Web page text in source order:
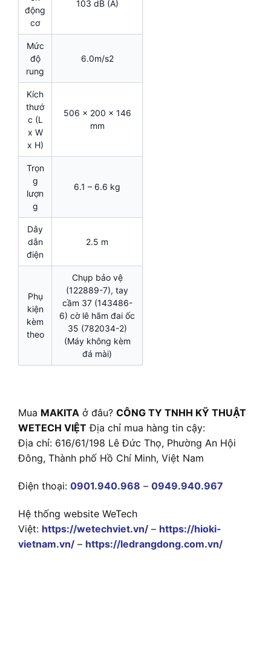
động
cơ
103 dB (A)
Mức
độ
rung
6.0m/s2
Kích
thướ
c (L
x W
x H)
506 x 200 x 146
mm
Trọn
g
lượn
g
6.1 – 6.6 kg
Dây
dẫn
điện
2.5 m
Phụ
kiện
kèm
theo
Chụp bảo vệ
(122889-7), tay
cầm 37 (143486-
6) cờ lê hãm đai ốc
35 (782034-2)
(Máy không kèm
đá mài)
Mua MAKITA ở đâu? CÔNG TY TNHH KỸ THUẬT
WETECH VIỆT Địa chỉ mua hàng tin cậy:
Địa chỉ: 616/61/198 Lê Đức Thọ, Phường An Hội
Đông, Thành phố Hồ Chí Minh, Việt Nam
Điện thoại: 0901.940.968 – 0949.940.967
Hệ thống website WeTech
Việt: https://wetechviet.vn/ – https://hioki-
vietnam.vn/ – https://ledrangdong.com.vn/